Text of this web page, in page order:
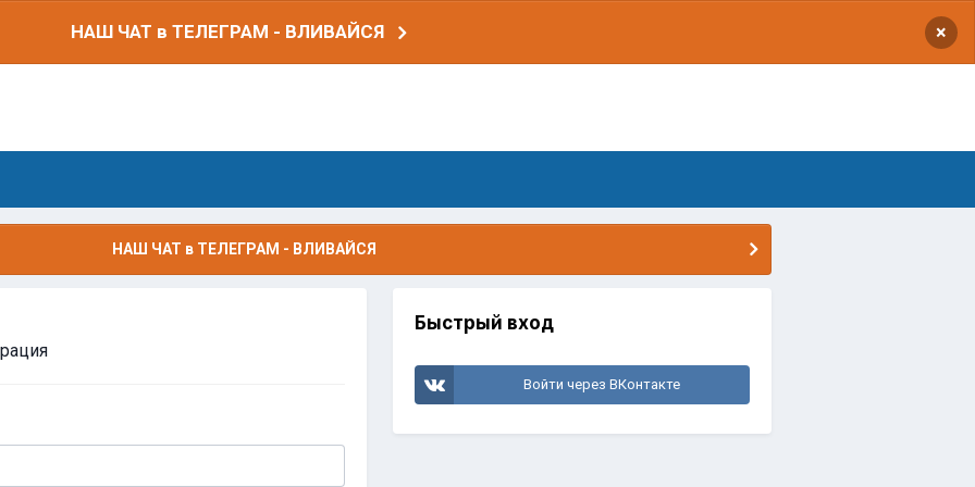
НАШ ЧАТ в ТЕЛЕГРАМ - ВЛИВАЙСЯ ×
НАШ ЧАТ в ТЕЛЕГРАМ - ВЛИВАЙСЯ
Быстрый вход
Войти через ВКонтакте